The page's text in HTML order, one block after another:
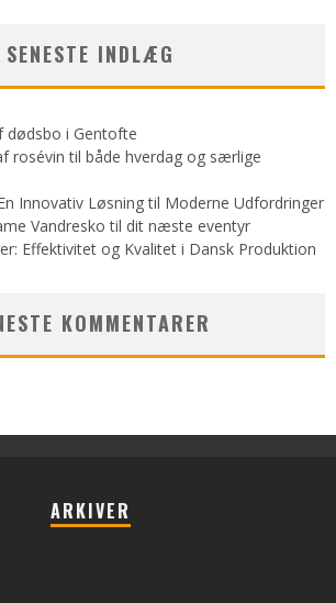
SENESTE INDLÆG
dødsbo i Gentofte
rosévin til både hverdag og særlige
Innovativ Løsning til Moderne Udfordringer
Vandresko til dit næste eventyr
Effektivitet og Kvalitet i Dansk Produktion
KOMMENTARER
ARKIVER